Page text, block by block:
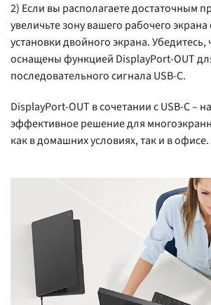
2) Если вы располагаете достаточным
увеличьте зону вашего рабочего
установки двойного экрана. Убедитесь,
оснащены функцией DisplayPort-OUT
последовательного сигнала USB-C.
DisplayPort-OUT в сочетании с USB-C –
эффективное решение для
как в домашних условиях, так и в офисе.